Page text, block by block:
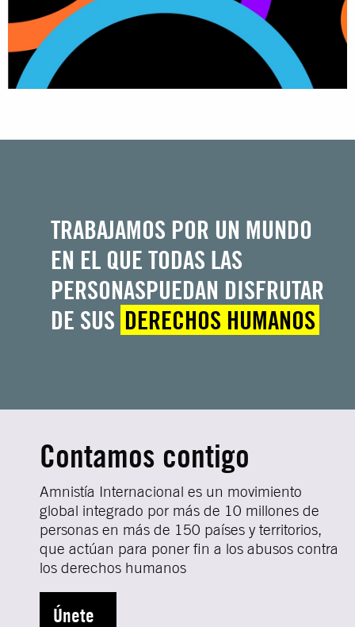
TRABAJAMOS POR UN MUNDO
EN EL QUE TODAS LAS
PERSONASPUEDAN DISFRUTAR
DE SUS DERECHOS HUMANOS
Contamos contigo
Amnistía Internacional es un movimiento
global integrado por más de 10 millones de
personas en más de 150 países y territorios,
que actúan para poner fin a los abusos contra
los derechos humanos
Únete